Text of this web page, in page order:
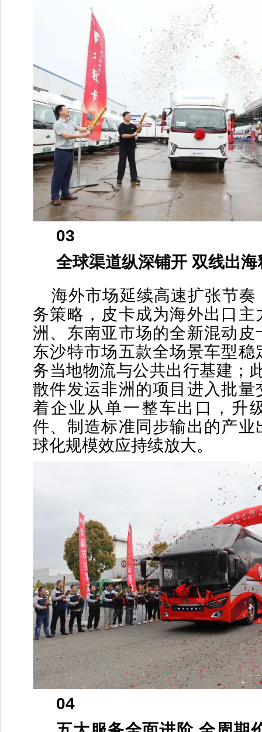
03
全球渠道纵深铺开 双线出
海外市场延续高速扩张节奏
务策略，皮卡成为海外出口主
洲、东南亚市场的全新混动皮
东沙特市场五款全场景车型稳
务当地物流与公共出行基建；
散件发运非洲的项目进入批量
着企业从单一整车出口，升
件、制造标准同步输出的产业
球化规模效应持续放大。
04